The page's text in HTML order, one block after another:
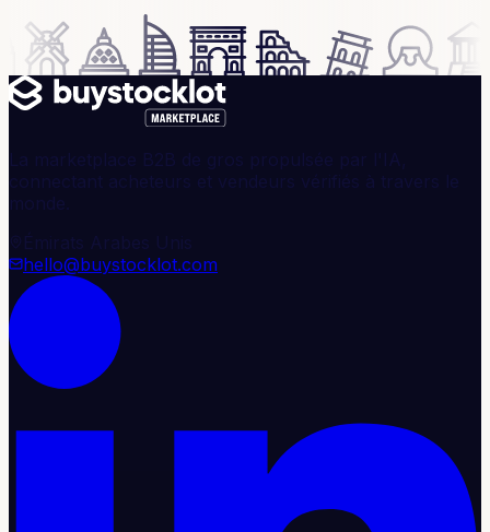
La marketplace B2B de gros propulsée par l'IA,
connectant acheteurs et vendeurs vérifiés à travers le
monde.
Émirats Arabes Unis
hello@buystocklot.com